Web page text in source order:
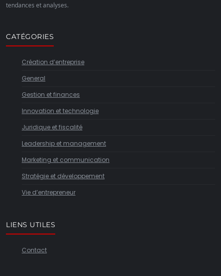
tendances et analyses.
CATÉGORIES
Création d’entreprise
General
Gestion et finances
Innovation et technologie
Juridique et fiscalité
Leadership et management
Marketing et communication
Stratégie et développement
Vie d’entrepreneur
LIENS UTILES
Contact